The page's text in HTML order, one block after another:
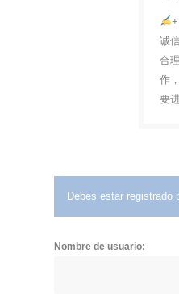
诚
合
作
要
Debes estar registrado
Nombre de usuario: